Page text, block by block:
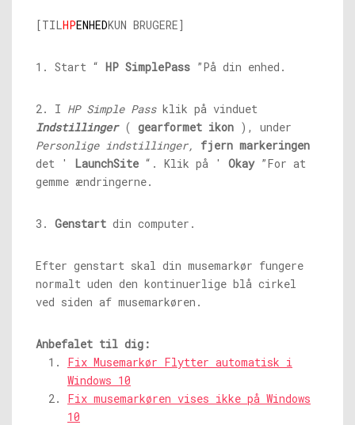
[TILHPENHEDKUN BRUGERE]
1. Start “ HP SimplePass ”På din enhed.
2. I HP Simple Passklik på vinduet
Indstillinger ( gearformet ikon ), under
Personlige indstillinger,
fjern markeringen
det ' LaunchSite “. Klik på ' Okay”For at
gemme ændringerne.
3. Genstart din computer.
Efter genstart skal din musemarkør fungere
normalt uden den kontinuerlige blå cirkel
ved siden af ​​musemarkøren.
Anbefalet til dig:
Fix Musemarkør Flytter automatisk i
Windows 10
Fix musemarkøren vises ikke på Windows
10